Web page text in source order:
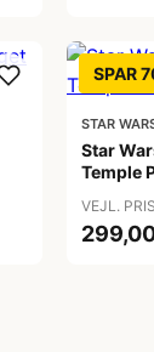
SPAR
STAR
Star
Temple
VEJL.